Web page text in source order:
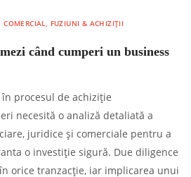
COMERCIAL, FUZIUNI & ACHIZIȚII
când cumperi un business
procesul de achiziție
necesită o analiză detaliată a
juridice și comerciale pentru a
o investiție sigură. Due diligence
orice tranzacție, iar implicarea unui